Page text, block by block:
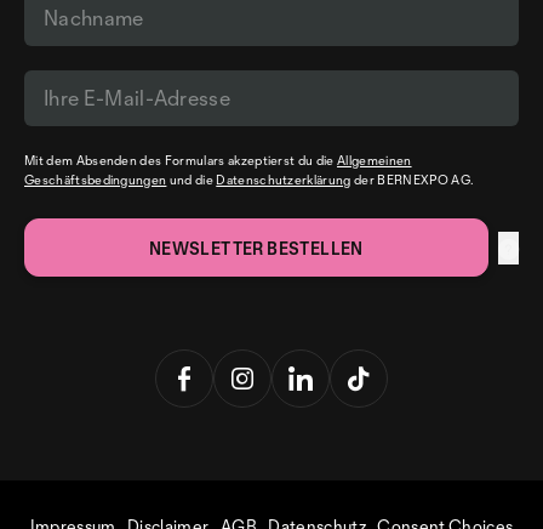
Mit dem Absenden des Formulars akzeptierst du dieAllgemeinen
Geschäftsbedingungen und die Datenschutzerklärung der BERNEXPO AG.